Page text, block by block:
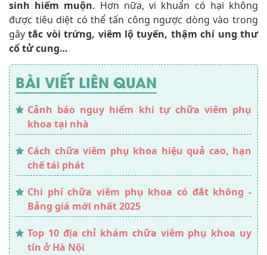
sinh hiếm muộn. Hơn nữa, vi khuẩn có hại không
được tiêu diệt có thể tấn công ngược dòng vào trong
gâytắc vòi trứng, viêm lộ tuyến, thậm chí ung thư
cổ tử cung…
BÀI VIẾT LIÊN QUAN
Cảnh báo nguy hiểm khi tự chữa viêm phụ
khoa tại nhà
Cách chữa viêm phụ khoa hiệu quả cao, hạn
chế tái phát
Chi phí chữa viêm phụ khoa có đắt không -
Bảng giá mới nhất 2025
Top 10 địa chỉ khám chữa viêm phụ khoa uy
tín ở Hà Nội